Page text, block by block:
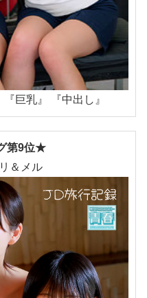
巨乳』 『中出し』
第9位★
＆メル